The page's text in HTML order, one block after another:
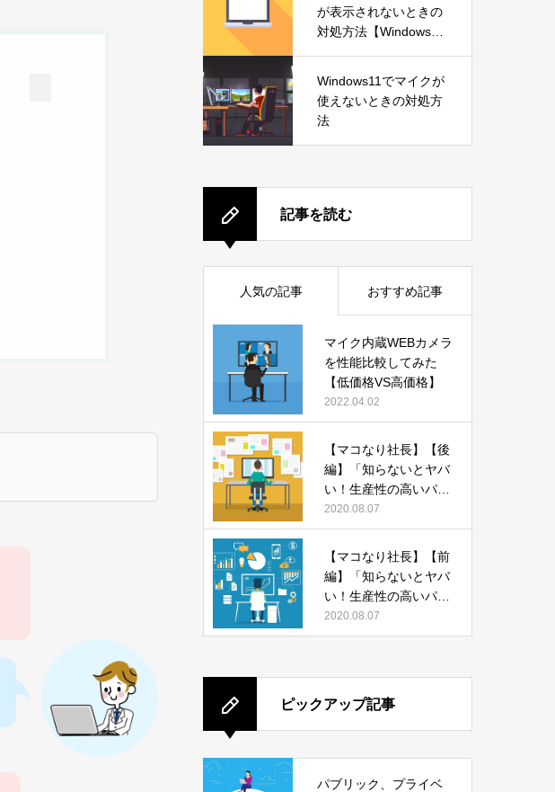
が表示されないときの
対処方法【Windows1
Windows11でマイクが
使えないときの対処方
法
記事を読む
人気の記事 おすすめ記事
マイク内蔵WEBカメラ
を性能比較してみた
【低価格VS高価格】
2022.04.02
【マコなり社長】【後
編】「知らないとヤバ
い！生産性の高いパソ
コンの使い方 13選」
をまとめてみた
2020.08.07
【マコなり社長】【前
編】「知らないとヤバ
い！生産性の高いパソ
コンの使い方 13選」
をまとめてみた
2020.08.07
ピックアップ記事
パブリック、プライベ